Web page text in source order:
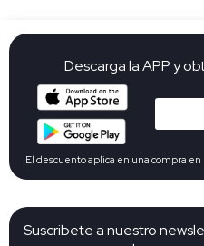
Suscribete a nuestro
Descarga la APP y
El descuento aplica en una compra